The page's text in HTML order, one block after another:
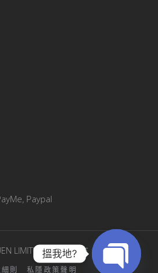
Paypal
LIMITED © 版權所有
則 私隱政策聲明
搵我地?